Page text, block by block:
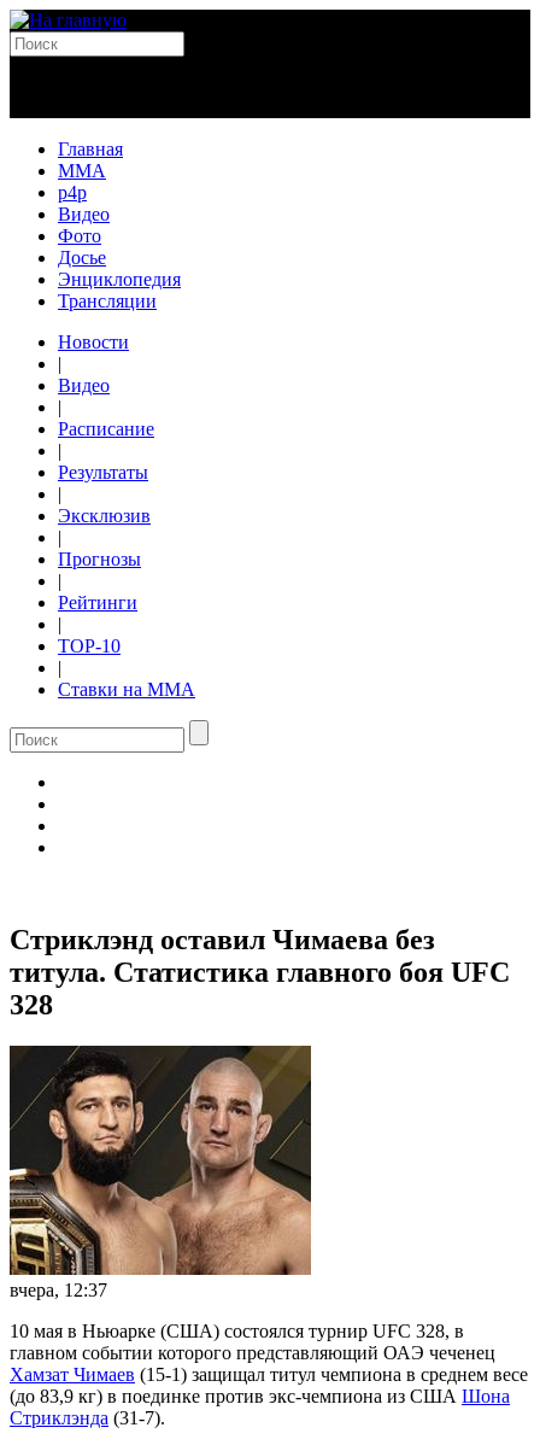
Главная
MMA
p4p
Видео
Фото
Досье
Энциклопедия
Трансляции
Новости
|
Видео
|
Расписание
|
Результаты
|
Эксклюзив
|
Прогнозы
|
Рейтинги
|
TOP-10
|
Ставки на ММА
Стриклэнд оставил Чимаева без
титула. Статистика главного боя UFC
328
вчера, 12:37
10 мая в Ньюарке (США) состоялся турнир UFC 328, в
главном событии которого представляющий ОАЭ чеченец
Хамзат Чимаев (15-1) защищал титул чемпиона в среднем весе
(до 83,9 кг) в поединке против экс-чемпиона из США Шона
Стриклэнда (31-7).